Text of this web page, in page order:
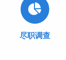
尽职调查